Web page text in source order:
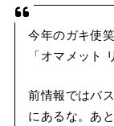
今年のガキ使
「オマメット
前情報ではバ
にあるな。あ